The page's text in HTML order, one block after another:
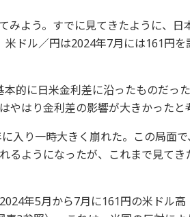
みよう。すでに見てきたように、日
ドル／円は2024年7月には161円
的に日米金利差に沿ったものだっ
はり金利差の影響が大きかったと
入り一時大きく崩れた。この局面
るようになったが、これまで見てき
年5月から7月に161円の米ドル